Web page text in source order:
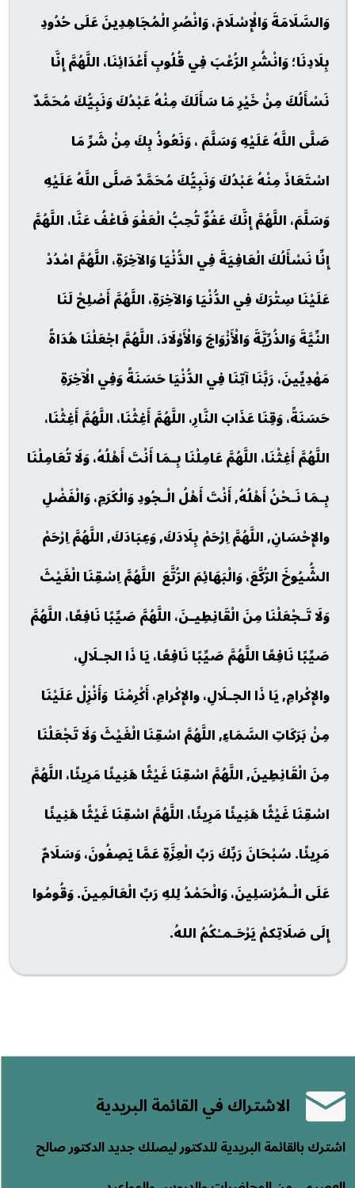
وَالسَّلَامَةَ وَالْإِسْلَامَ، وَانْصُرِ الْمُجَاهِدِينَ عَلَى حُدُودِ
بِلَادِنَا؛ وَانْشُرِ الرُّعْبَ فِي قُلُوبِ أَعْدَائِنَا، اللَّهُمَّ إِنَّا
نَسْأَلُكَ مِنْ خَيْرِ مَا سَأَلَكَ مِنْهُ عَبْدُكَ وَنَبِيُّكَ مُحَمَّدٌ
صَلَّى اللَّهُ عَلَيْهِ وَسَلَّمَ ، وَنَعُوذُ بِكَ مِنْ شَرِّ مَا
اسْتَعَاذَ مِنْهُ عَبْدُكَ وَنَبِيُّكَ مُحَمَّدٌ صَلَّى اللَّهُ عَلَيْهِ
وَسَلَّمَ، اللَّهُمَّ إِنَّكَ عَفُوٌّ تُحِبُّ الْعَفْوَ فَاعْفُ عَنَّا، اللَّهُمَّ
إِنِّا نَسْأَلُكَ الْعَافِيَةَ فِي الدُّنْيَا وَالآخِرَةِ، اللَّهُمَّ امْدُدْ
عَلَيْنَا سِتْرَكَ فِي الدُّنْيَا وَالآخِرَةِ، اللَّهُمَّ أَصْلِحْ لَنَا
النِّيَّةَ وَالذُرِّيَّةَ وَالْأَزْوَاجَ وَالْأَوْلَادَ، اللَّهُمَّ اجْعَلْنَا هُدَاةً
مَهْدِيِّينَ، رَبَّنَا آتِنَا فِي الدُّنْيَا حَسَنَةً وَفِي الْآخِرَةِ
حَسَنَةً، وَقِنَا عَذَابَ النَّارِ، اللَّهُمَّ أَغِثْنَا، اللَّهُمَّ أَغِثْنَا،
اللَّهُمَّ أَغِثْنَا، اللَّهُمَّ عَامِلْنَا بِـمَا أَنْتَ أَهْلُهُ، وَلَا تُعَامِلْنَا
بِـمَا نَـحْنُ أَهْلُهُ, أَنْتَ أَهْلُ الْـجُودِ وَالْكَرَمِ، وَالْفَضْلِ
والإِحْسَانِ, اللَّهُمَّ اِرْحَمْ بِلَادَكَ, وَعِبَادَكَ, اللَّهُمَّ اِرْحَمْ
الشُّيُوخَ الرُّكَّعَ، وَالْبَهَائِمَ الرُّتَّعَ اللَّهُمَّ اِسْقِنَا الْغَيْثَ
وَلَا تَـجْعَلْنَا مِنَ الْقَانِطِيـنَ، اللَّهُمَّ صَيِّبًا نَافِعًا، اللَّهُمَّ
صَيِّبًا نَافِعًا اللَّهُمَّ صَيِّبًا نَافِعًا، يَا ذَا الجـلَالِ،
والإِكْرامِ, يَا ذَا الجـلَالِ، والإِكْرامِ، أَكْرِمْنَا وَأَنْزِلْ عَلَيْنَا
مِنْ بَرَكَاتِ السَّمَاءِ, اللَّهُمَّ اسْقِنَا الْغَيْثَ وَلَا تَجْعَلْنَا
مِنَ الْقَانِطِينَ, اللَّهُمَّ اسْقِنَا غَيْثًا هَنِيئًا مَرِيئًا، اللَّهُمَّ
اسْقِنَا غَيْثًا هَنِيئًا مَرِيئًا، اللَّهُمَّ اسْقِنَا غَيْثًا هَنِيئًا
مَرِيئًا. سُبْحَانَ رَبِّكَ رَبِّ الْعِزَّةِ عَمَّا يَصِفُونَ، وَسَلَامٌ
عَلَى الْـمُرْسَلِينَ، وَالْحَمْدُ لِلهِ رَبِّ الْعَالَمِينَ. وَقُومُوا
إِلَى صَلَاتِكمْ يَرْحَـمـْكُمُ اللهُ.
الاشتراك في القائمة البريدية
اشترك بالقائمة البريدية للدكتور ليصلك جديد الدكتور صالح